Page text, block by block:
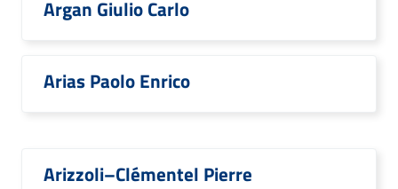
Argan Giulio Carlo
Arias Paolo Enrico
Arizzoli–Clémentel Pierre